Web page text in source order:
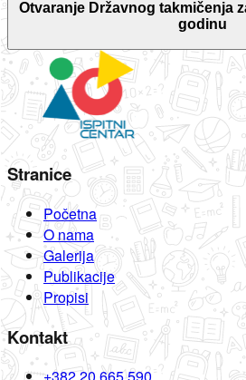
Otvaranje Državnog takmičenja
godinu
Stranice
Početna
O nama
Galerija
Publikacije
Propisi
Kontakt